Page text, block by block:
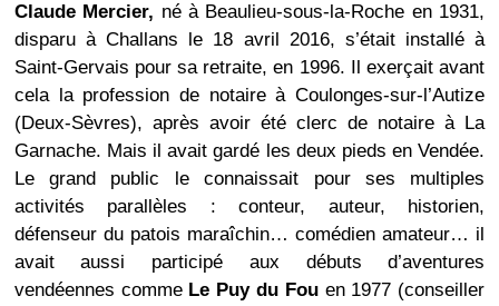
Claude Mercier, né à Beaulieu-sous-la-Roche en 1931,
disparu à Challans le 18 avril 2016, s’était installé à
Saint-Gervais pour sa retraite, en 1996. Il exerçait avant
cela la profession de notaire à Coulonges-sur-l’Autize
(Deux-Sèvres), après avoir été clerc de notaire à La
Garnache. Mais il avait gardé les deux pieds en Vendée.
Le grand public le connaissait pour ses multiples
activités parallèles : conteur, auteur, historien,
défenseur du patois maraîchin… comédien amateur… il
avait aussi participé aux débuts d’aventures
vendéennes comme Le Puy du Fouen 1977 (conseiller